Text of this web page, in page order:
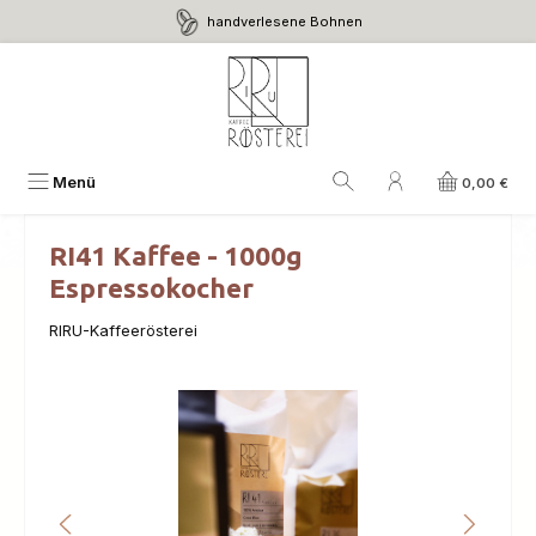
Zum Hauptinhalt springen handverlesene Bohnen
Menü 0,00 €
RI41 Kaffee - 1000g
Espressokocher
RIRU-Kaffeerösterei
Bildergalerie überspringen